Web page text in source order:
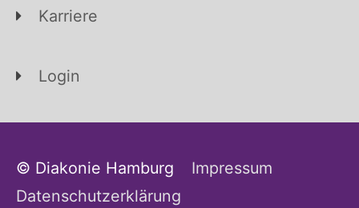
Karriere
Login
© Diakonie Hamburg
Impressum
Datenschutzerklärung